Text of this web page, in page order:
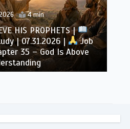
2026 4 min
HIS PROPHETS |
| 08.04.2026 |
Chapter 39 – God’s
in Creation